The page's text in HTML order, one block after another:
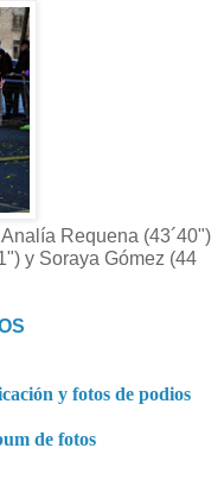
Requena (43´40")
y Soraya Gómez (44
y fotos de podios
de fotos